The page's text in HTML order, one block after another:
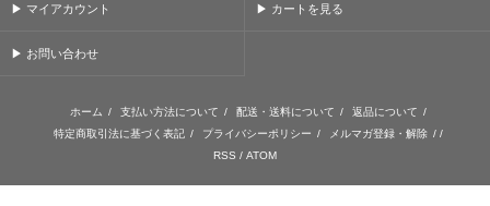
▶ マイアカウント ▶ カートを見る
▶ お問い合わせ
ホーム / 支払い方法について / 配送・送料について / 返品について /
特定商取引法に基づく表記 / プライバシーポリシー / メルマガ登録・解除 / /
RSS / ATOM